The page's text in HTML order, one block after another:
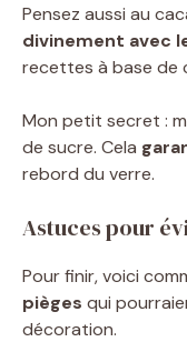
Pensez aussi au
divinement avec
recettes à base de
Mon petit secret :
de sucre. Cela
rebord du verre.
Astuces pour
Pour finir, voici
pièges qui
décoration.